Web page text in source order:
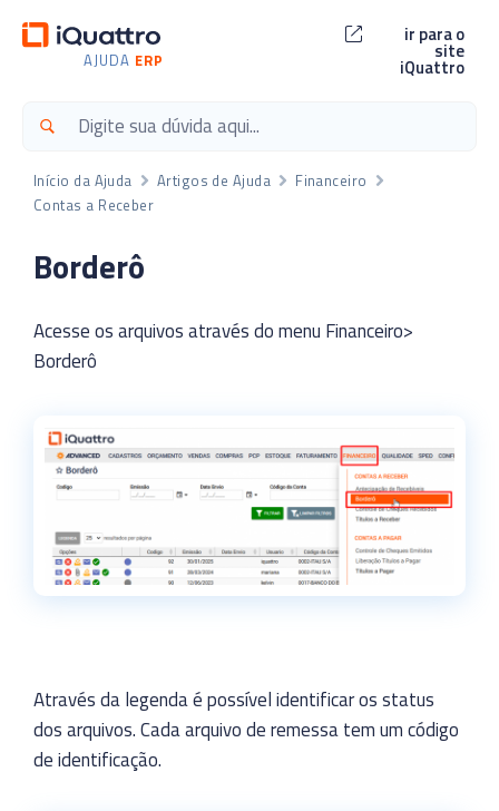
AJUDA ERP
ir para o
site
iQuattro
Início da Ajuda Artigos de Ajuda
Financeiro
Contas a Receber
Borderô
Acesse os arquivos através do menu Financeiro>
Borderô
Através da legenda é possível identificar os status
dos arquivos. Cada arquivo de remessa tem um código
de identificação.